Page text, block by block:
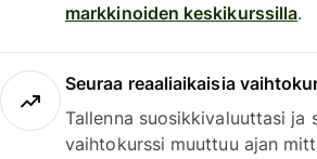
markkinoiden keskikurssilla.
Seuraa reaaliaikaisia
Tallenna suosikkivaluuttasi ja
vaihtokurssi muuttuu ajan